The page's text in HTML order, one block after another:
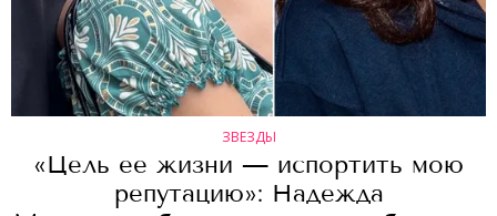
ЗВЕЗДЫ
«Цель ее жизни — испортить мою
репутацию»: Надежда